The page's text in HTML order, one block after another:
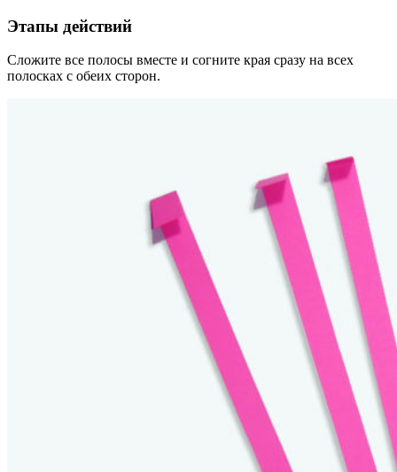
Этапы действий
Сложите все полосы вместе и согните края сразу на всех
полосках с обеих сторон.